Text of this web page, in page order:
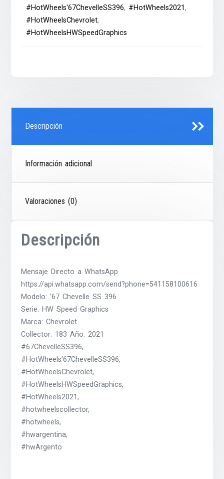
#HotWheels'67ChevelleSS396, #HotWheels2021,
#HotWheelsChevrolet,
#HotWheelsHWSpeedGraphics
Descripción
Información adicional
Valoraciones (0)
Descripción
Mensaje Directo a WhatsApp
https://api.whatsapp.com/send?phone=541158100616
Modelo: ’67 Chevelle SS 396
Serie: HW Speed Graphics
Marca: Chevrolet
Collector: 183 Año: 2021
#67ChevelleSS396,
#HotWheels’67ChevelleSS396,
#HotWheelsChevrolet,
#HotWheelsHWSpeedGraphics,
#HotWheels2021,
#hotwheelscollector,
#hotwheels,
#hwargentina,
#hwArgento